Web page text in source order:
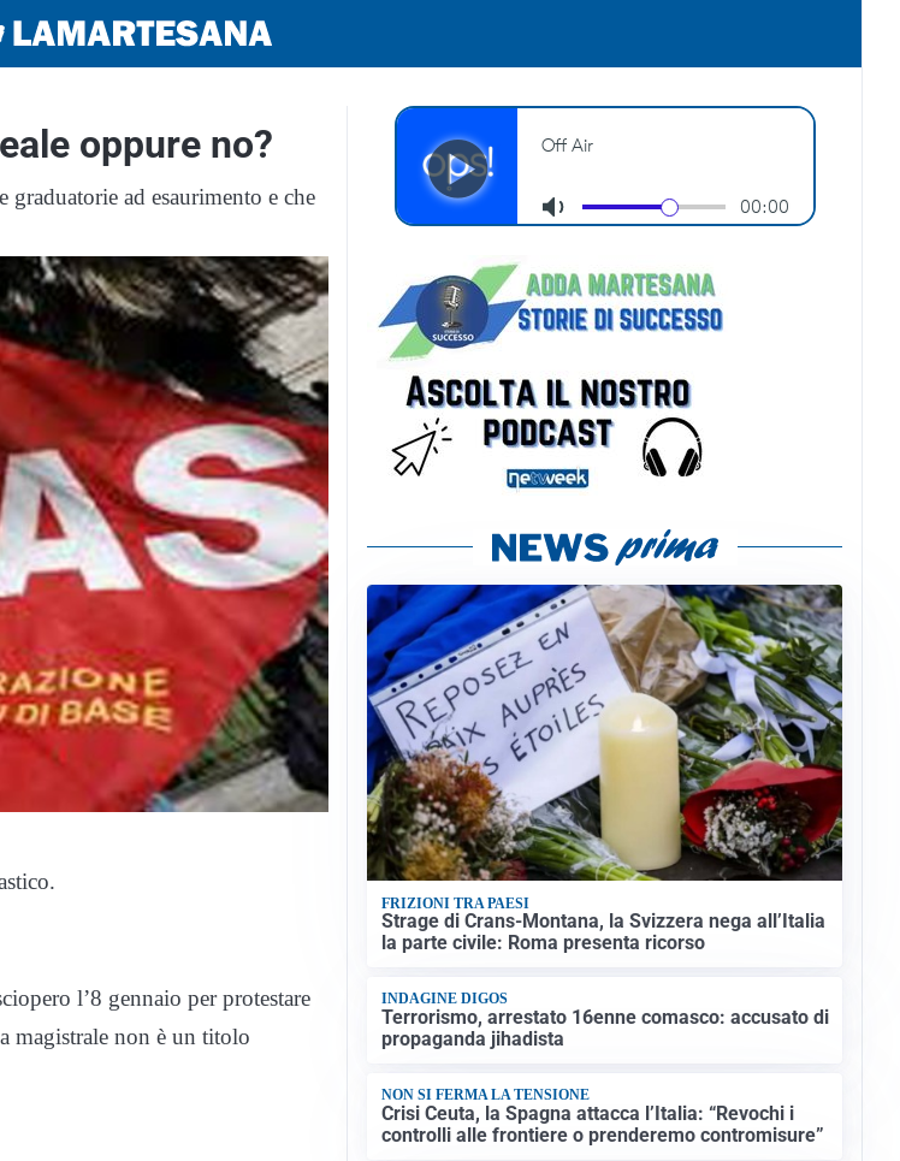
oppure no?
ad esaurimento e che
l’8 gennaio per protestare
magistrale non è un titolo
FRIZIONI TRA PAESI
Strage di Crans-Montana, la Svizzera nega all’Italia
la parte civile: Roma presenta ricorso
INDAGINE DIGOS
Terrorismo, arrestato 16enne comasco: accusato di
propaganda jihadista
NON SI FERMA LA TENSIONE
Crisi Ceuta, la Spagna attacca l’Italia: “Revochi i
controlli alle frontiere o prenderemo contromisure”